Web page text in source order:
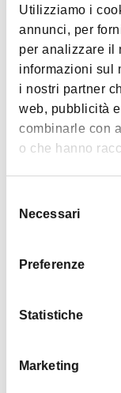
Utilizziamo i
annunci, per
per analizzare il
informazioni sul
i nostri partner
web, pubblicità
combinarle con
o che hanno
delNecessari
Preferenze
Statistiche
Marketing
Interessi
Musica e
Spettacolo
Info su orari e
Contatti